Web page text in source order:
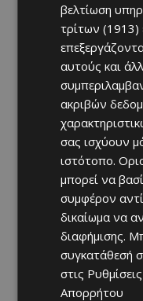
βελτίωση
τρίτων (1913)
αυτούς και
ακριβών
σας ισχύουν
ιστότοπο.
μπορεί να
συμφέρον
δικαίωμα να
διαφήμισης.
συγκατάθεσή
στις
Απορρήτου